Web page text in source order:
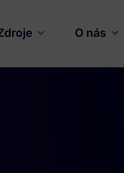
O nás